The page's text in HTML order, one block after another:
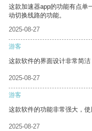
这款加速器app的功能有点单
动切换线路的功能。
2025-08-27
游客
这款软件的界面设计非常简洁
2025-08-27
游客
这款软件的功能非常强大，使
2025-08-27